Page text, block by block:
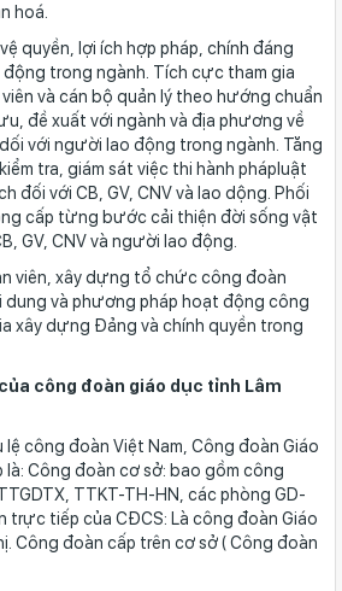
hoá.
quyền, lợi ích hợp pháp, chính đáng
động trong ngành. Tích cực tham gia
và cán bộ quản lý theo hướng chuẩn
đề xuất với ngành và địa phương về
với người lao động trong ngành. Tăng
tra, giám sát việc thi hành phápluật
đối với CB, GV, CNV và lao dộng. Phối
cấp từng bước cải thiện đời sống vật
GV, CNV và người lao động.
viên, xây dựng tổ chức công đoàn
dung và phương pháp hoạt động công
xây dựng Đảng và chính quyền trong
công đoàn giáo dục tỉnh Lâm
lệ công đoàn Việt Nam, Công đoàn Giáo
Công đoàn cơ sở: bao gồm công
TTKT-TH-HN, các phòng GD-
trực tiếp của CĐCS: Là công đoàn Giáo
Công đoàn cấp trên cơ sở ( Công đoàn